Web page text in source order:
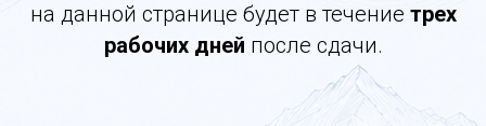
на данной странице будет в течение трех
рабочих дней после сдачи.